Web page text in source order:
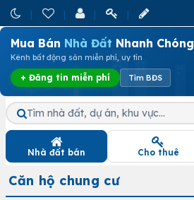
Mua Bán Nhà Đất Nhanh Chóng
Kênh bất động sản miễn phí, uy tín
+ Đăng tin miễn phí Tìm BĐS
Tìm nhà đất, dự án, khu vực…
Nhà đất bán Cho thuê
Căn hộ chung cư